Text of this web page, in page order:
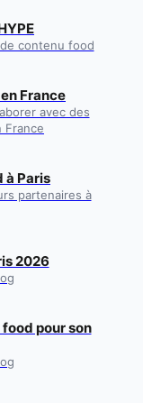
contenu food
France
avec des
France
à Paris
partenaires à
2026
pour son